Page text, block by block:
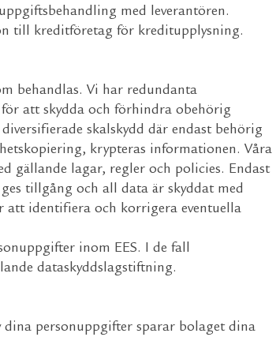
med leverantören.
till kreditföretag för kreditupplysning.
behandlas. Vi har redundanta
att skydda och förhindra obehörig
skalskydd där endast behörig
krypteras informationen. Våra
gällande lagar, regler och policies. Endast
tillgång och all data är skyddat med
att identifiera och korrigera eventuella
inom EES. I de fall
dataskyddslagstiftning.
personuppgifter sparar bolaget dina